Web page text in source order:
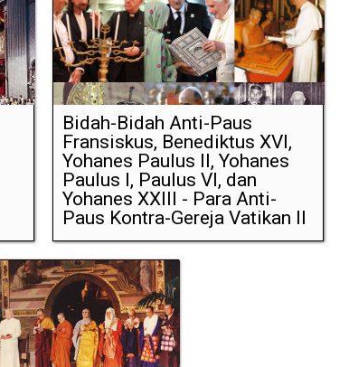
Bidah-Bidah Anti-Paus
Fransiskus, Benediktus XVI,
Yohanes Paulus II, Yohanes
Paulus I, Paulus VI, dan
Yohanes XXIII - Para Anti-
Paus Kontra-Gereja Vatikan II